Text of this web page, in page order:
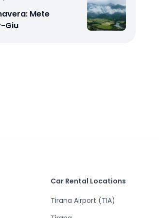
Mete
Giu
Car Rental Locations
Tirana Airport (TIA)